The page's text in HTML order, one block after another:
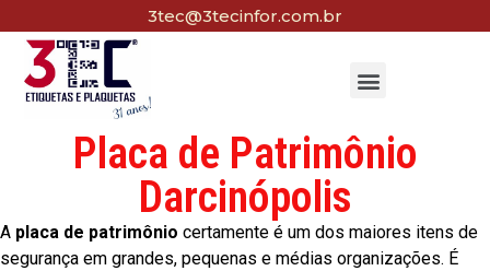
3tec@3tecinfor.com.br
Placa de Patrimônio
Darcinópolis
A placa de patrimônio certamente é um dos maiores itens de
segurança em grandes, pequenas e médias organizações. É